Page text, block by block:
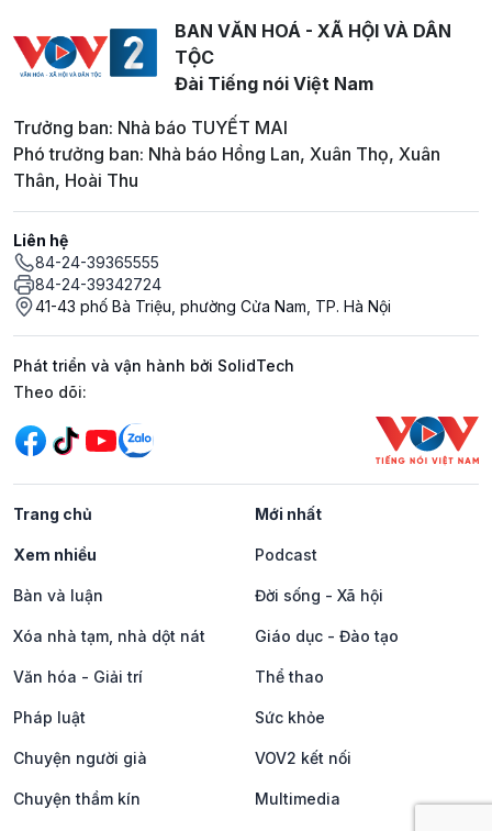
BAN VĂN HOÁ - XÃ HỘI VÀ DÂN
TỘC
Đài Tiếng nói Việt Nam
Trưởng ban: Nhà báo TUYẾT MAI
Phó trưởng ban: Nhà báo Hồng Lan, Xuân Thọ, Xuân
Thân, Hoài Thu
Liên hệ
84-24-39365555
84-24-39342724
41-43 phố Bà Triệu, phường Cửa Nam, TP. Hà Nội
Phát triển và vận hành bởi SolidTech
Mạng xã hội
Theo dõi:
Trang chủ Mới nhất
Xem nhiều Podcast
Bàn và luận Đời sống - Xã hội
Xóa nhà tạm, nhà dột nát Giáo dục - Đào tạo
Văn hóa - Giải trí Thể thao
Pháp luật Sức khỏe
Chuyện người già VOV2 kết nối
Chuyện thầm kín Multimedia